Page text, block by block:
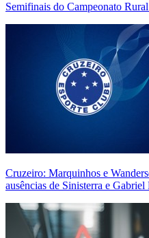
Semifinais do Campeonato
Cruzeiro: Marquinhos e
ausências de Sinisterra e Gabriel